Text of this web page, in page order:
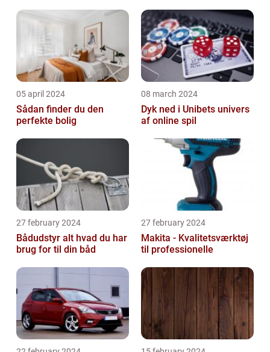
05 april 2024
Sådan finder du den
perfekte bolig
08 march 2024
Dyk ned i Unibets univers
af online spil
27 february 2024
Bådudstyr alt hvad du har
brug for til din båd
27 february 2024
Makita - Kvalitetsværktøj
til professionelle